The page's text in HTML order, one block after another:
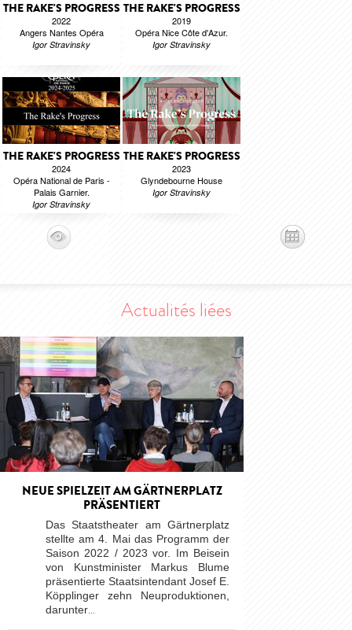
THE RAKE'S PROGRESS
2022
Angers Nantes Opéra
Igor Stravinsky
THE RAKE'S PROGRESS
2019
Opéra Nice Côte d'Azur.
Igor Stravinsky
THE RAKE'S PROGRESS
2024
Opéra National de Paris -
Palais Garnier.
Igor Stravinsky
THE RAKE'S PROGRESS
2023
Glyndebourne House
Igor Stravinsky
Actualités liées
NEUE SPIELZEIT AM GÄRTNERPLATZ
PRÄSENTIERT
Das Staatstheater am Gärtnerplatz
stellte am 4. Mai das Programm der
Saison 2022 / 2023 vor. Im Beisein
von Kunstminister Markus Blume
präsentierte Staatsintendant Josef E.
Köpplinger zehn Neuproduktionen,
darunter…